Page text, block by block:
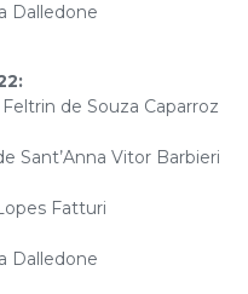
Dalledone
Feltrin de Souza Caparroz
Sant’Anna Vitor Barbieri
Fatturi
Dalledone